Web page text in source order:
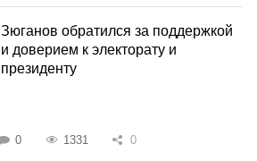
Зюганов обратился за поддержкой
и доверием к электорату и
президенту
0 1331 0